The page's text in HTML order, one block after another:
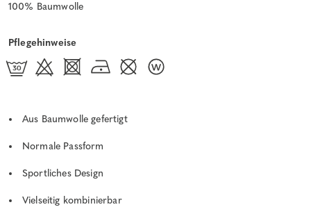
100% Baumwolle
Pflegehinweise
Aus Baumwolle gefertigt
Normale Passform
Sportliches Design
Vielseitig kombinierbar